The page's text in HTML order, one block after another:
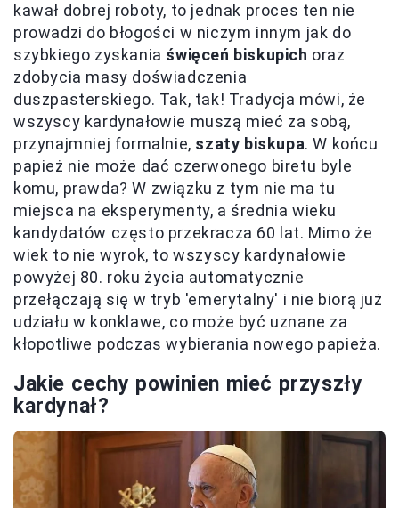
kawał dobrej roboty, to jednak proces ten nie
prowadzi do błogości w niczym innym jak do
szybkiego zyskania święceń biskupich oraz
zdobycia masy doświadczenia
duszpasterskiego. Tak, tak! Tradycja mówi, że
wszyscy kardynałowie muszą mieć za sobą,
przynajmniej formalnie, szaty biskupa. W końcu
papież nie może dać czerwonego biretu byle
komu, prawda? W związku z tym nie ma tu
miejsca na eksperymenty, a średnia wieku
kandydatów często przekracza 60 lat. Mimo że
wiek to nie wyrok, to wszyscy kardynałowie
powyżej 80. roku życia automatycznie
przełączają się w tryb 'emerytalny' i nie biorą już
udziału w konklawe, co może być uznane za
kłopotliwe podczas wybierania nowego papieża.
Jakie cechy powinien mieć przyszły
kardynał?